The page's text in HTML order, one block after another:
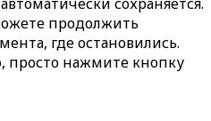
продолжить
где остановились.
просто нажмите кнопку